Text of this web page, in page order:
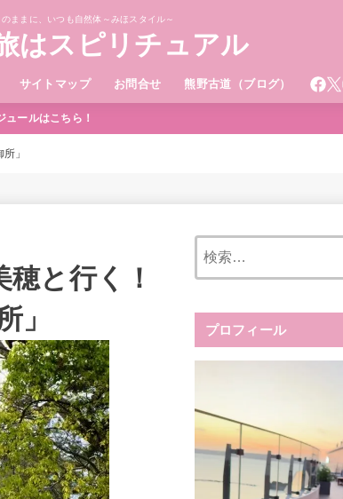
ままに、いつも自然体～みほスタイル～
はスピリチュアル
サイトマップ お問合せ 熊野古道（ブログ）
ュールはこちら！
」
と行く！
」
プロフィール